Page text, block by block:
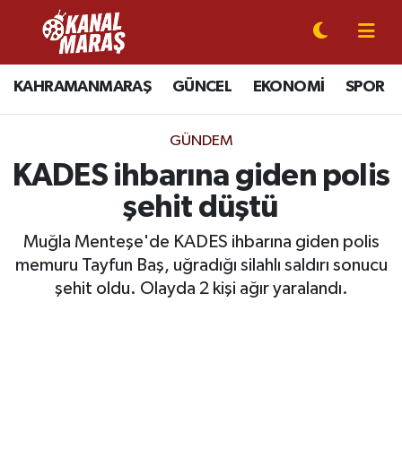
KAHRAMANMARAŞ GÜNCEL EKONOMİ SPOR
GÜNDEM
KADES ihbarına giden polis
şehit düştü
Muğla Menteşe'de KADES ihbarına giden polis
memuru Tayfun Baş, uğradığı silahlı saldırı sonucu
şehit oldu. Olayda 2 kişi ağır yaralandı.
CANLI YAYIN
KAHRAMANMARAŞ
SİYASET
EKONOMİ
Kahramanmaraş Nöbetçi Eczaneler
Kahramanmaraş Hava Durumu
Kahramanmaraş Namaz Vakitleri
Kahramanmaraş Trafik Yoğunluk Haritası
Süper Lig Puan Durumu ve Fikstür
Tüm Manşetler